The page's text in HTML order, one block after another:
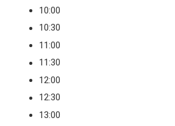
10:00
10:30
11:00
11:30
12:00
12:30
13:00